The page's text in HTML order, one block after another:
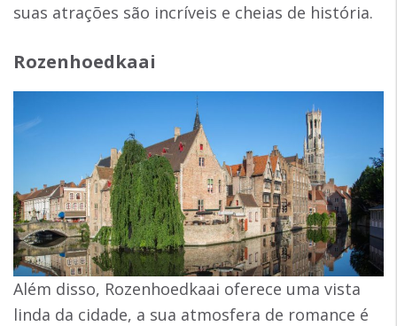
suas atrações são incríveis e cheias de história.
Rozenhoedkaai
Além disso, Rozenhoedkaai oferece uma vista
linda da cidade, a sua atmosfera de romance é